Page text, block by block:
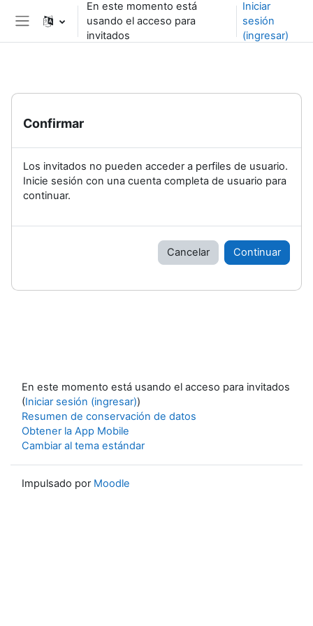
Saltar al contenido principal
Pánel lateral
En este momento está
usando el acceso para
invitados
Iniciar
sesión
(ingresar)
Confirmar
Los invitados no pueden acceder a perfiles de usuario.
Inicie sesión con una cuenta completa de usuario para
continuar.
Cancelar Continuar
En este momento está usando el acceso para invitados
(Iniciar sesión (ingresar))
Resumen de conservación de datos
Obtener la App Mobile
Cambiar al tema estándar
Impulsado por Moodle